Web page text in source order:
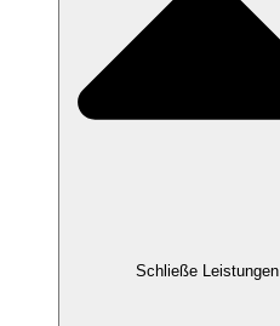
Schließe Leistungen